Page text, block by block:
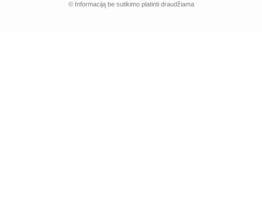
© Informaciją be sutikimo platinti draudžiama